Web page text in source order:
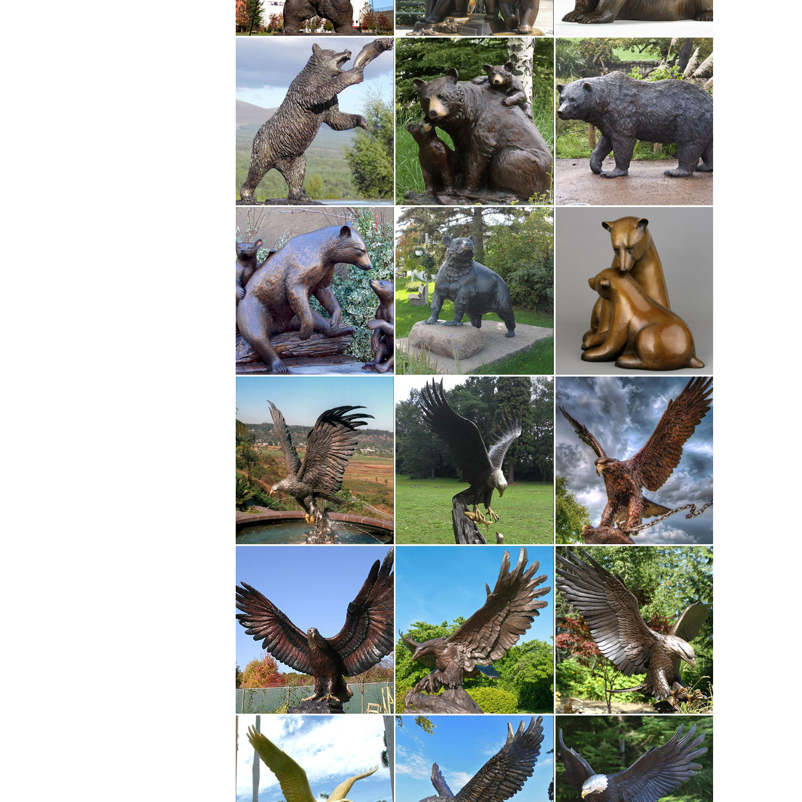
8613. Купить.
Собаки
Собака считается символом преданности и вечной дружбы.Статуэтки собак символизируют бесконечную радость и успех. Они
привлекут удачу к вам и помогут в различных делах.
Статуэтки собак – купить в интернет-магазине Dommio
Зарегистрироваться. Пароль должен быть не менее 6 символов длиной.То есть, купить статуэтки собак можно по разным
поводам, главное, что сделать это теперь можно быстро и удобно в интернет магазине dommio.
Каталог статуэток СССР, цены на аукционе Соберу.ру
Купить статуэтки СССР, цена на аукционе Соберу.ру – продажа статуэток времен СССР: стоимость, фото.Увеличить
Интересная фигурка Лошадки.Камень.9 см. СССР. б.у. 1 800 руб.
Статуэтки и фигурки собака Pavone купить в интернет-магазине…
Купить Статуэтки и фигурки собака Pavone с доставкой на следующий день, лучшая цена на бокалы для вина Bohemia,
доставка по Москве и всей России.650 руб. Фигурка символ года Собака.
Купить символ 2018 года – Собака
Искусство. Религиозные книги. Тора.Конечно же, какой именно символ года собака стоит купить зависит в большей степени от
Ваших предпочтений или желаний получателя презента, однако в случае покупки статуэтки для интерьера стоит также
обратить внимание на стиль…
Фигурки собак — купить в интернет магазине с доставкой
Фигурки собак — купить или заказать с доставкой в интернет-магазине на Ярмарке Мастеров.Собака 10 см – символ 2018 года
для декупажа и росписи.Фигурка (статуэтка) без камня "Собака №1".
Купить символ 2018 года собака: статуэтки, куклы и игрушки
Огромный выбор символов 2018 года собаки в виде статуэтки и кукол к рождеству и новому году от ведущего интернет
магазина в Москве.Сортировать по Цена ↓ Цена ↑ Наименование товара ↓ Наименование товара ↑.
Статуэтка собаки "Символ богатства" купить
Статуэтка собаки "Символ богатства". Артикул: 263444. ЦенаФигурка собаки с монетами станет замечательным сувениром для
близких людей, особенно в Новый год, и принесет владельцу финансовое благополучие.
Статуэтки серии "Собаки" – купить в интернет магазине…
Статуэтки серии "Собаки". Доставка по Москве и в другие регионы. Самовывоз. Большой каталог. Фото. Цены.альтернативы,
которые могут быть интересны
Собака Статуэтка – Предметы искусства – OLX.ua
Продажа предметов искусства – собака статуэтка.интересная статуэтка погоня собаки подарок охотнику клеймо ссср рарите.
Антиквариат / коллекции » Предметы искусства.
Фигурки и статуэтки разных животных в доме. Их значение.
Фигурки и статуэтки орла с распростертыми крыльями являются символом славы.Больше интересного по теме: Фарфоровые
статуэтки собак: любимица Екатерины II. Копилка — сувенир, хранительница богатства и произведение искусства.
Статуэтки Собак. Символ 2018. Сувениры с собаками – купить…
В нашем интернет-магазине можно купить самые разнообразные сувениры с собачками – статуэтки собак, копилки в виде
собакСимвол 2018. Сувениры с собаками. Сортировка: по порядку по росту цены по снижению цены по новизне. в виде
галереи в виде списка.